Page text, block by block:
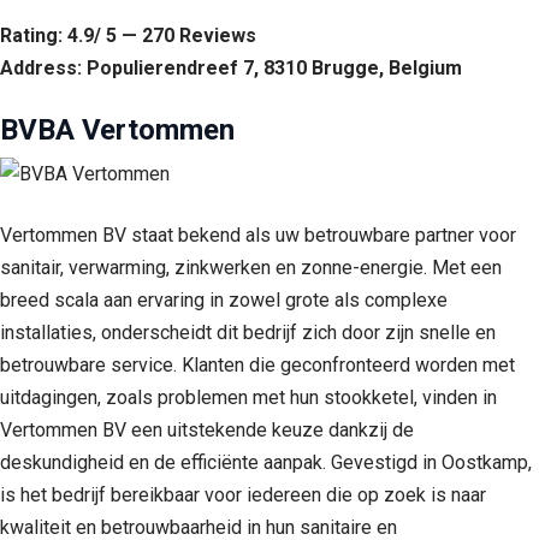
Rating: 4.9/ 5 — 270 Reviews
Address: Populierendreef 7, 8310 Brugge, Belgium
BVBA Vertommen
Vertommen BV staat bekend als uw betrouwbare partner voor
sanitair, verwarming, zinkwerken en zonne-energie. Met een
breed scala aan ervaring in zowel grote als complexe
installaties, onderscheidt dit bedrijf zich door zijn snelle en
betrouwbare service. Klanten die geconfronteerd worden met
uitdagingen, zoals problemen met hun stookketel, vinden in
Vertommen BV een uitstekende keuze dankzij de
deskundigheid en de efficiënte aanpak. Gevestigd in Oostkamp,
is het bedrijf bereikbaar voor iedereen die op zoek is naar
kwaliteit en betrouwbaarheid in hun sanitaire en